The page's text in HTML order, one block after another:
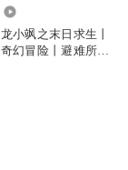
龙小飒之末日求生丨
奇幻冒险丨避难所升